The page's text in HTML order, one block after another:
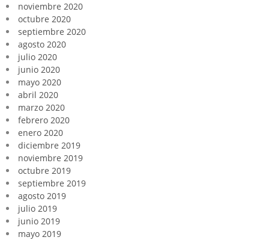
noviembre 2020
octubre 2020
septiembre 2020
agosto 2020
julio 2020
junio 2020
mayo 2020
abril 2020
marzo 2020
febrero 2020
enero 2020
diciembre 2019
noviembre 2019
octubre 2019
septiembre 2019
agosto 2019
julio 2019
junio 2019
mayo 2019